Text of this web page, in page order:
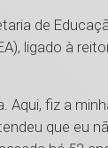
de
ligado à
Aqui, fiz a
que eu